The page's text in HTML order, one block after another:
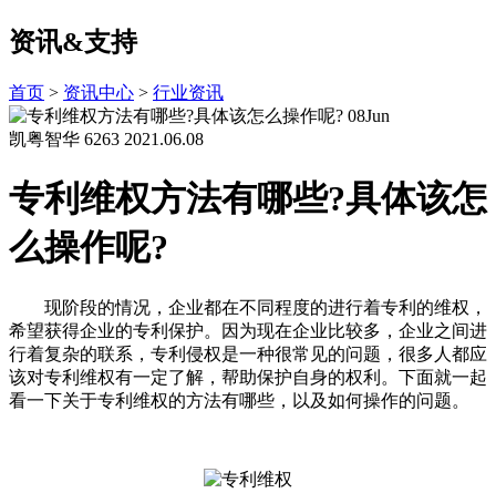
资讯&支持
首页 > 资讯中心 > 行业资讯
08Jun
凯粤智华 6263 2021.06.08
专利维权方法有哪些?具体该怎
么操作呢?
现阶段的情况，企业都在不同程度的进行着专利的维权，
希望获得企业的专利保护。因为现在企业比较多，企业之间进
行着复杂的联系，专利侵权是一种很常见的问题，很多人都应
该对专利维权有一定了解，帮助保护自身的权利。下面就一起
看一下关于专利维权的方法有哪些，以及如何操作的问题。